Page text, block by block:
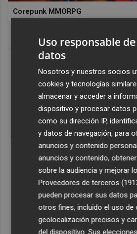
Corepunk MMORPG
antes, pero mejor!
Uso responsable
datos
Nosotros y nuestros socios
cookies y tecnologías
almacenar y acceder a
dispositivo y procesar datos
como su dirección IP,
y datos de navegación, para
anuncios y contenido
anuncios y contenido,
sobre la audiencia y mejorar
Proveedores de terceros
pueden procesar sus datos
otros fines, incluido el uso de
geolocalización precisos y
del dispositivo. Sus